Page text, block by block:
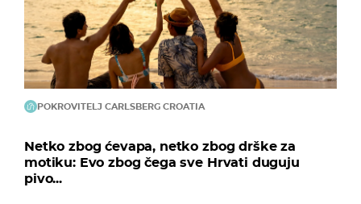
POKROVITELJ CARLSBERG CROATIA
Netko zbog ćevapa, netko zbog drške za
motiku: Evo zbog čega sve Hrvati duguju
pivo...